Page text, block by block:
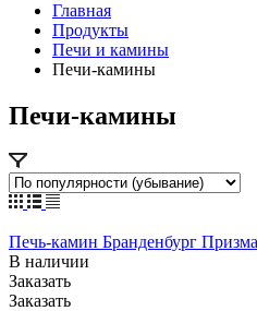
Главная
Продукты
Печи и камины
Печи-камины
Печи-камины
Печь-камин Бранденбург
В наличии
Заказать
Заказать